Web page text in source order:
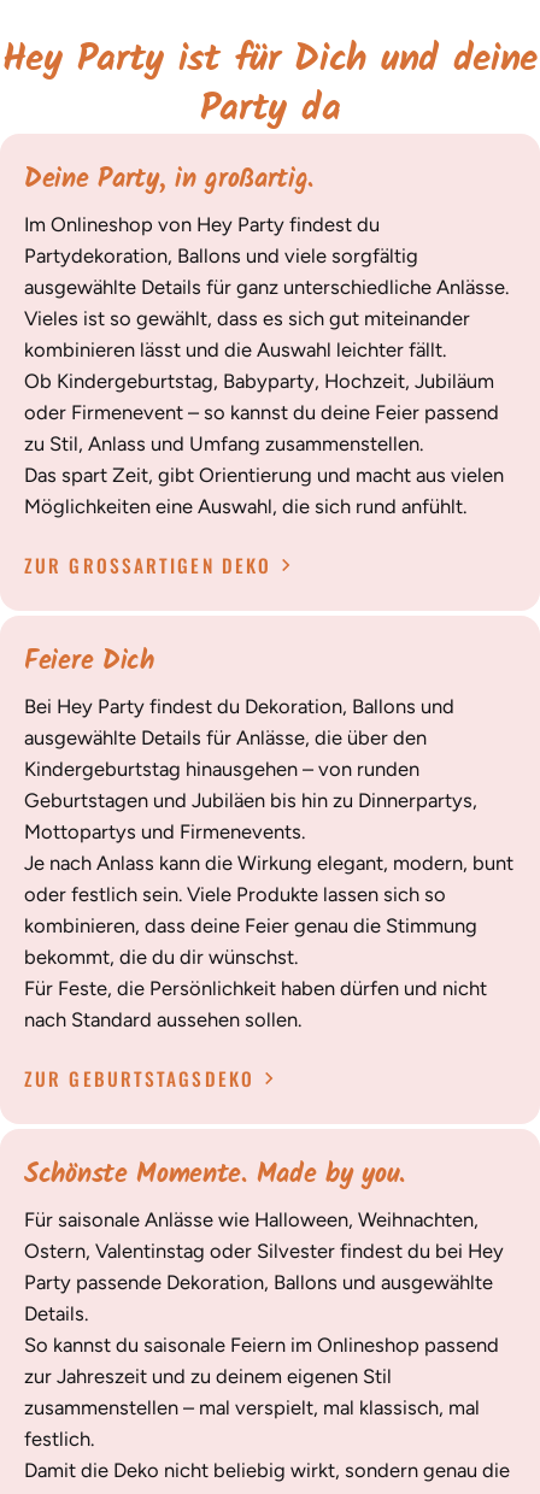
Hey Party ist für Dich und deine
Party da
Deine Party, in großartig.
Im Onlineshop von Hey Party findest du
Partydekoration, Ballons und viele sorgfältig
ausgewählte Details für ganz unterschiedliche Anlässe.
Vieles ist so gewählt, dass es sich gut miteinander
kombinieren lässt und die Auswahl leichter fällt.
Ob Kindergeburtstag, Babyparty, Hochzeit, Jubiläum
oder Firmenevent – so kannst du deine Feier passend
zu Stil, Anlass und Umfang zusammenstellen.
Das spart Zeit, gibt Orientierung und macht aus vielen
Möglichkeiten eine Auswahl, die sich rund anfühlt.
ZUR GROSSARTIGEN DEKO
Feiere Dich
Bei Hey Party findest du Dekoration, Ballons und
ausgewählte Details für Anlässe, die über den
Kindergeburtstag hinausgehen – von runden
Geburtstagen und Jubiläen bis hin zu Dinnerpartys,
Mottopartys und Firmenevents.
Je nach Anlass kann die Wirkung elegant, modern, bunt
oder festlich sein. Viele Produkte lassen sich so
kombinieren, dass deine Feier genau die Stimmung
bekommt, die du dir wünschst.
Für Feste, die Persönlichkeit haben dürfen und nicht
nach Standard aussehen sollen.
ZUR GEBURTSTAGSDEKO
Schönste Momente. Made by you.
Für saisonale Anlässe wie Halloween, Weihnachten,
Ostern, Valentinstag oder Silvester findest du bei Hey
Party passende Dekoration, Ballons und ausgewählte
Details.
So kannst du saisonale Feiern im Onlineshop passend
zur Jahreszeit und zu deinem eigenen Stil
zusammenstellen – mal verspielt, mal klassisch, mal
festlich.
Damit die Deko nicht beliebig wirkt, sondern genau die